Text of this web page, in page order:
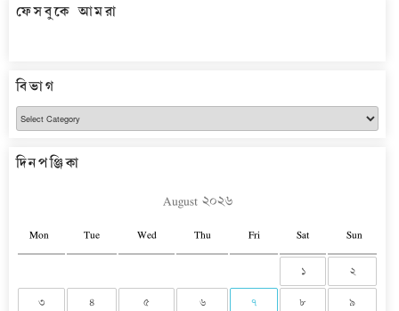
ফেসবুকে আমরা
বিভাগ
বিভাগ
দিনপঞ্জিকা
August ২০২৬
Mon Tue Wed Thu Fri Sat Sun
১ ২
৩ ৪ ৫ ৬ ৭ ৮ ৯